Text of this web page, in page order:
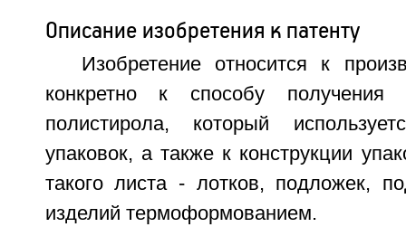
Описание изобретения к патенту
Изобретение относится к
конкретно к способу получения
полистирола, который
упаковок, а также к конструкции
такого листа - лотков, подложек,
изделий термоформованием.